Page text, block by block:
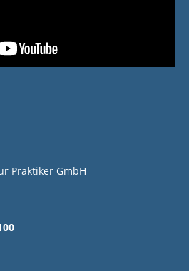
Praktiker GmbH